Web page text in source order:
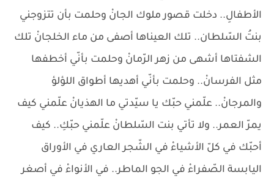
الأطفالِ.. دخلت قصور ملوك الجانْ وحلمت بأن تتزوجني
بنتُ السّلطان.. تلك العيناها أصفى من ماء الخلجانْ تلك
الشفتاها أشهى من زهر الرّمانْ وحلمت بأنّي أخطفها
مثل الفرسانْ.. وحلمت بأنّي أهديها أطواق اللؤلؤ
والمرجانْ.. علّمني حبّك يا سيّدتي ما الهذيانْ علّمني كيف
يمرّ العمر.. ولا تأتي بنت السّلطانْ علّمني حبّكِ.. كيف
أحبّك في كلّ الأشياءْ في الشّجر العاري في الأوراق
اليابسة الصّفراءْ في الجو الماطر.. في الأنواءْ في أصغر